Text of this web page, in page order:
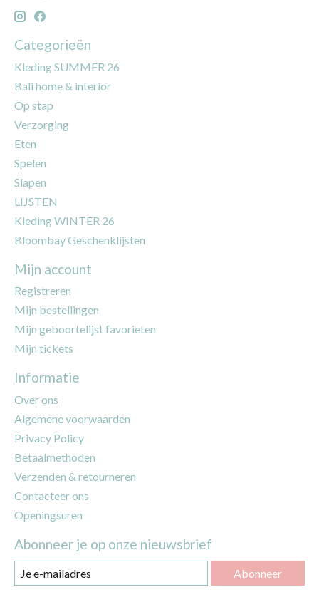
Categorieën
Kleding SUMMER 26
Bali home & interior
Op stap
Verzorging
Eten
Spelen
Slapen
LIJSTEN
Kleding WINTER 26
Bloombay Geschenklijsten
Mijn account
Registreren
Mijn bestellingen
Mijn geboortelijst favorieten
Mijn tickets
Informatie
Over ons
Algemene voorwaarden
Privacy Policy
Betaalmethoden
Verzenden & retourneren
Contacteer ons
Openingsuren
Abonneer je op onze nieuwsbrief
Abonneer